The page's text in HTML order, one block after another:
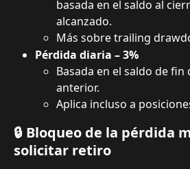
basada en el saldo al
alcanzado.
Más sobre trailing
Pérdida diaria – 3%
Basada en el saldo de fin
anterior.
Aplica incluso a
🔒 Bloqueo de la pérdida
solicitar retiro